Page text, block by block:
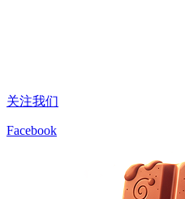
关注我们
Facebook